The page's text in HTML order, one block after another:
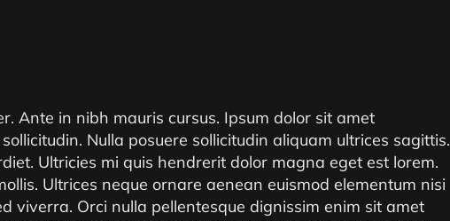
Ante in nibh mauris cursus. Ipsum dolor sit amet
Nulla posuere sollicitudin aliquam ultrices sagittis.
Ultricies mi quis hendrerit dolor magna eget est lorem.
Ultrices neque ornare aenean euismod elementum nisi
viverra. Orci nulla pellentesque dignissim enim sit amet